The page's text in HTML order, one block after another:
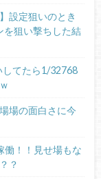
設定狙いのとき
を狙い撃ちした結
してたら1/32768
場の面白さに今
働！！見せ場もな
？